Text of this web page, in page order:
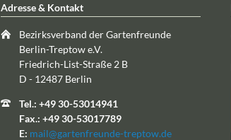
Adresse & Kontakt
Bezirksverband der Gartenfreunde
Berlin-Treptow e.V.
Friedrich-List-Straße 2 B
D - 12487 Berlin
Tel.: +49 30-53014941
Fax.: +49 30-53017789
E: mail@gartenfreunde-treptow.de